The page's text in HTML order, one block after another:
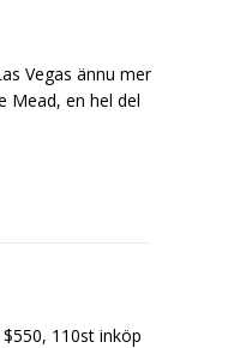
Vegas ännu mer
Mead, en hel del
110st inköp